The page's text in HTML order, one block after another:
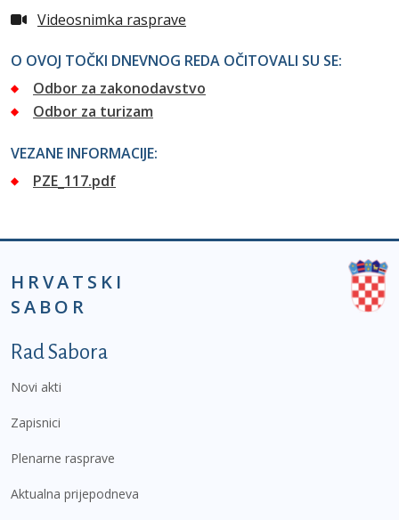
Videosnimka rasprave
O OVOJ TOČKI DNEVNOG REDA OČITOVALI SU SE:
Odbor za zakonodavstvo
Odbor za turizam
VEZANE INFORMACIJE:
PZE_117.pdf
HRVATSKI
SABOR
Podnožje prvi izbornik
Rad Sabora
Novi akti
Zapisnici
Plenarne rasprave
Aktualna prijepodneva